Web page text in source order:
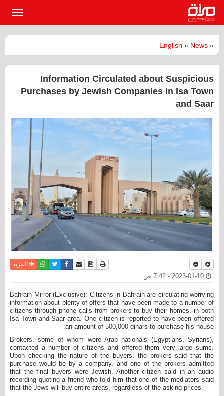
»
English » News
Information Circulated about Suspicious
Purchases by Jewish Companies in Isa Town
and Saar
نسخة للطباعة
حفظ الموضوع
أرسل الى صديق
فيسبوكتويترواتسابالمزيد
Bahrain Mirror (Exclusive): Citizens in Bahrain are circulating worrying
information about plenty of offers that have been made to a number of
citizens through phone calls from brokers to buy their homes, in both
Isa Town and Saar area. One citizen is reported to have been offered
an amount of 500,000 dinars to purchase his house.
Brokers, some of whom were Arab nationals (Egyptians, Syrians),
contacted a number of citizens and offered them very large sums.
Upon checking the nature of the buyers, the brokers said that the
purchase would be by a company, and one of the brokers admitted
that the final buyers were Jewish. Another citizen said in an audio
recording quoting a friend who told him that one of the mediators said
that the Jews will buy entire areas, regardless of the asking prices.